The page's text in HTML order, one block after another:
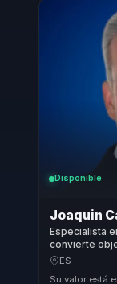
Disponible
Joaquin
Especialista
convierte
ejecución
ES
Su valor está